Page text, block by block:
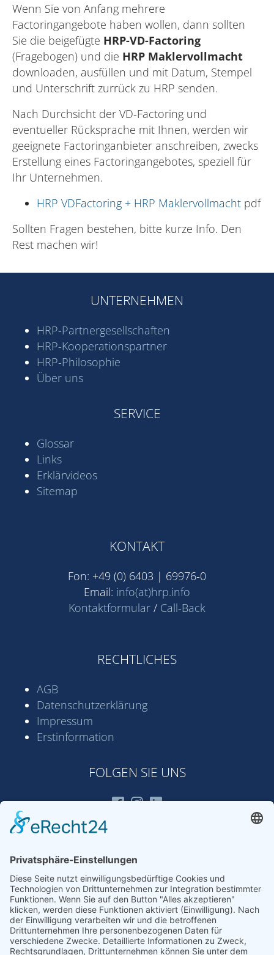
Wenn Sie von Anfang mehrere
Factoringangebote haben wollen, dann sollten
Sie die beigefügte HRP-VD-Factoring
(Fragebogen) und die HRP Maklervollmacht
downloaden, ausfüllen und mit Datum, Stempel
und Unterschrift zurrück zu HRP senden.
Nach Durchsicht der VD-Factoring und
eventueller Rücksprache mit Ihnen, werden wir
geeignete Factoringanbieter anschreiben, zwecks
Erstellung eines Factoringangebotes, speziell für
Ihr Unternehmen.
HRP VDFactoring + HRP Maklervollmacht pdf
Sollten Fragen bestehen, bitte kurze Info. Den
Rest machen wir!
UNTERNEHMEN
HRP-Partner­gesell­schaften
HRP-Kooperations­partner
HRP-Philosophie
Über uns
SERVICE
Glossar
Links
Erklärvideos
Sitemap
KONTAKT
Fon: +49 (0) 6403 | 69976-0
Email: info(at)hrp.info
Kontaktformular / Call-Back
RECHTLICHES
AGB
Datenschutz­erklärung
Impressum
Erstinformation
FOLGEN SIE UNS
ANSCHRIFT
HRP GmbH & Co KG
Konrad-Adenauer-Straße 15
D-35440 Linden